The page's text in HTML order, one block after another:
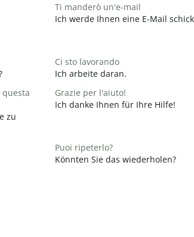
Ti manderò un'e-mail
Ich werde Ihnen eine E-Mail
Ci sto lavorando
Ich arbeite daran.
zu
Grazie per l'aiuto!
Ich danke Ihnen für Ihre Hilfe!
Puoi ripeterlo?
Könnten Sie das wiederholen?